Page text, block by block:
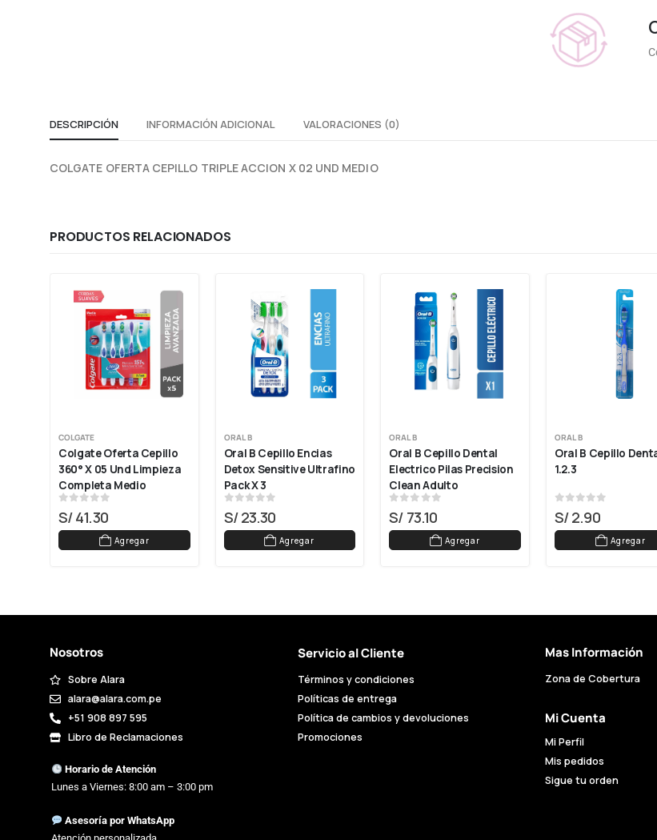
DESCRIPCIÓN INFORMACIÓN ADICIONAL VALORACIONES (0)
COLGATE OFERTA CEPILLO TRIPLE ACCION X 02 UND MEDIO
PRODUCTOS RELACIONADOS
COLGATE
Colgate Oferta Cepillo
360° X 05 Und Limpieza
Completa Medio
S/41.30
Agregar
ORAL B
Oral B Cepillo Encias
Detox Sensitive Ultrafino
Pack X 3
S/23.30
Agregar
ORAL B
Oral B Cepillo Dental
Electrico Pilas Precision
Clean Adulto
S/ 73.10
Agregar
ORAL B
Oral B Cepillo
1.2.3
S/2.90
Agregar
Nosotros
Sobre Alara
alara@alara.com.pe
+51 908 897 595
Libro de Reclamaciones
Horario de Atención
Lunes a Viernes: 8:00 am – 3:00 pm
Asesoría por WhatsApp
Servicio al Cliente
Términos y condiciones
Políticas de entrega
Política de cambios y devoluciones
Promociones
Mas Información
Zona de Cobertura
Mi Cuenta
Mi Perfil
Mis pedidos
Sigue tu orden